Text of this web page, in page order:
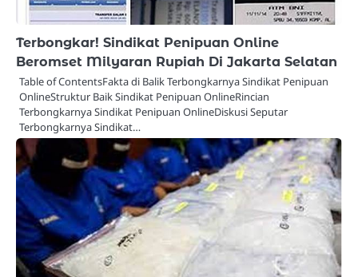
Terbongkar! Sindikat Penipuan Online
Beromset Milyaran Rupiah Di Jakarta Selatan
Table of ContentsFakta di Balik Terbongkarnya Sindikat Penipuan
OnlineStruktur Baik Sindikat Penipuan OnlineRincian
Terbongkarnya Sindikat Penipuan OnlineDiskusi Seputar
Terbongkarnya Sindikat…